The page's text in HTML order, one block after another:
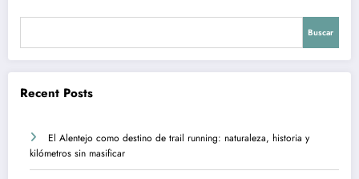
Buscar
Recent Posts
El Alentejo como destino de trail running: naturaleza, historia y
kilómetros sin masificar